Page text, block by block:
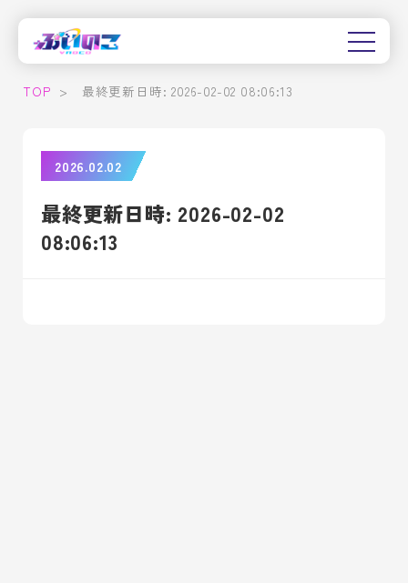
TOP > 最終更新日時: 2026-02-02 08:06:13
2026.02.02
最終更新日時: 2026-02-02
08:06:13